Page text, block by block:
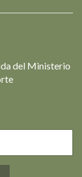
del Ministerio